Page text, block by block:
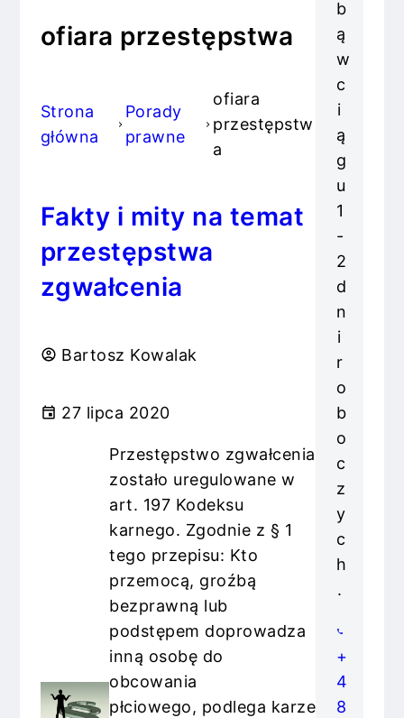
ofiara przestępstwa
Strona
główna
Porady
prawne
ofiara
przestępstw
a
Fakty i mity na temat
przestępstwa
zgwałcenia
Bartosz Kowalak
27 lipca 2020
Przestępstwo zgwałcenia
zostało uregulowane w
art. 197 Kodeksu
karnego. Zgodnie z § 1
tego przepisu: Kto
przemocą, groźbą
bezprawną lub
podstępem doprowadza
inną osobę do
obcowania
płciowego, podlega karze
b
ą
w
c
i
ą
g
u
1
-
2
d
n
i
r
o
b
o
c
z
y
c
h
.
+
4
8